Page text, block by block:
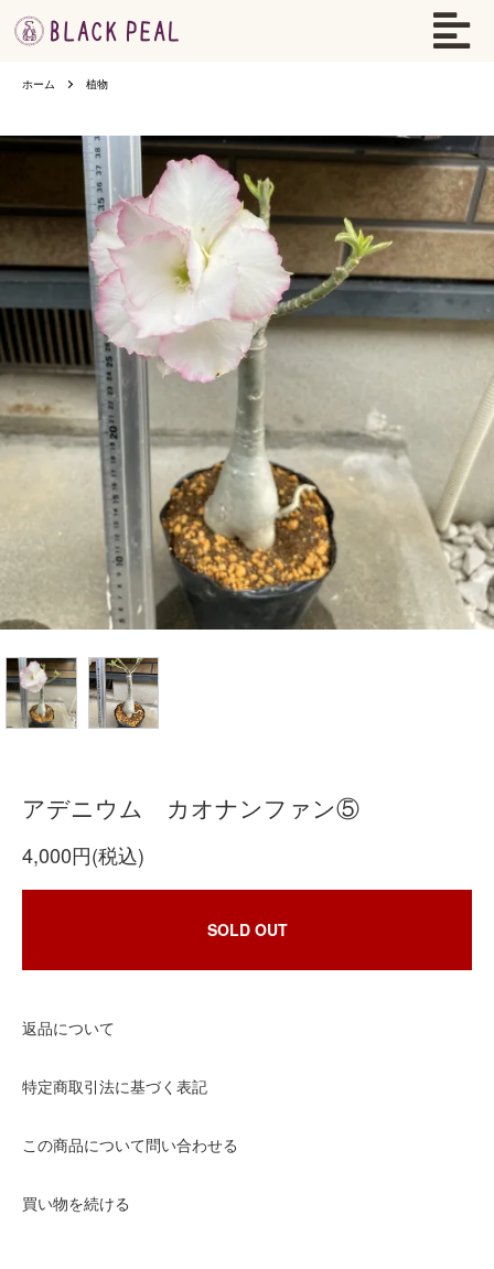
ホーム 植物
アデニウム カオナンファン⑤
4,000円(税込)
SOLD OUT
返品について
特定商取引法に基づく表記
この商品について問い合わせる
買い物を続ける